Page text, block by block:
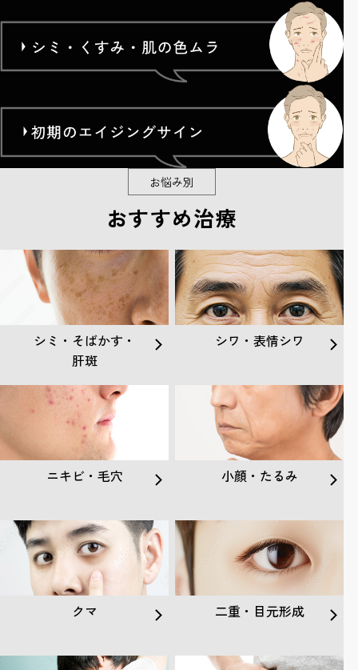
おすすめ治療
お悩み別
シミ・そばかす・
肝斑
シワ・表情シワ
ニキビ・毛穴 小顔・たるみ
クマ 二重・目元形成